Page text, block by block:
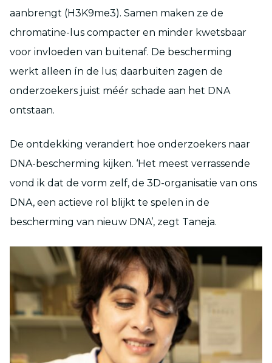
aanbrengt (H3K9me3). Samen maken ze de
chromatine-lus compacter en minder kwetsbaar
voor invloeden van buitenaf. De bescherming
werkt alleen ín de lus; daarbuiten zagen de
onderzoekers juist méér schade aan het DNA
ontstaan.
De ontdekking verandert hoe onderzoekers naar
DNA-bescherming kijken. ‘Het meest verrassende
vond ik dat de vorm zelf, de 3D-organisatie van ons
DNA, een actieve rol blijkt te spelen in de
bescherming van nieuw DNA’, zegt Taneja.